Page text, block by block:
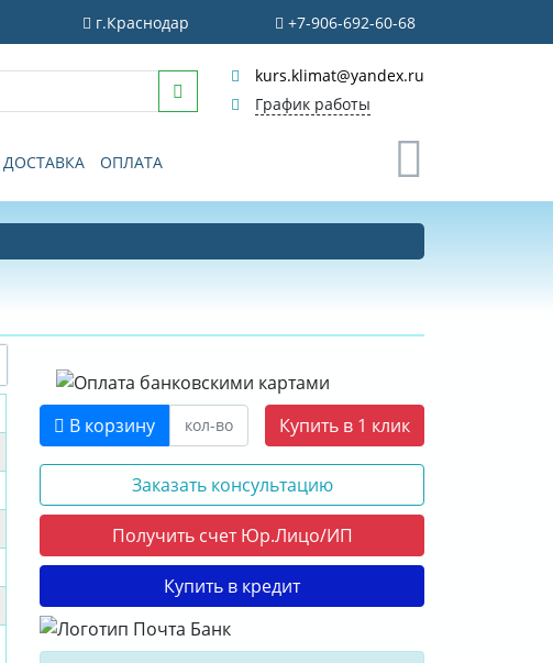
г.Краснодар +7-906-692-60-68
kurs.klimat@yandex.ru
График работы
ДОСТАВКА ОПЛАТА
В корзину Купить в 1 клик
Заказать консультацию
Получить счет Юр.Лицо/ИП
Купить в кредит